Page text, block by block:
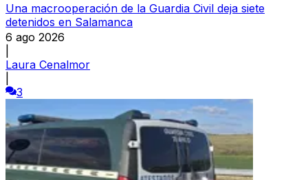
Una macrooperación de la Guardia Civil deja siete
detenidos en Salamanca
6 ago 2026
Laura Cenalmor
3